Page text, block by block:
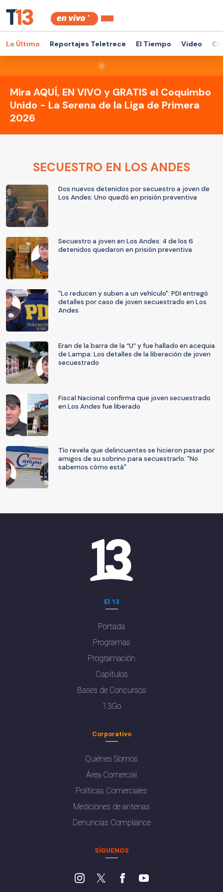
Lo Último Reportajes Teletrece El Tiempo Video
Mira AQUÍ, EN VIVO y GRATIS el Coquimbo
Unido - La Serena de la Liga de Primera
2026
SECUESTRO EN LOS ANDES
Dos nuevos detenidos por secuestro a joven de
Los Andes: Uno quedó en prisión preventiva
Secuestro a joven en Los Andes: 4 de los 6
detenidos quedaron en prisión preventiva
"Lo reducen y suben a un vehículo": PDI entregó
detalles por caso de joven secuestrado en Los
Andes
Eran de la barra de la “U” y fue hallado en acequia
de Lampa: Los detalles de la liberación de joven
secuestrado
Fiscal Nacional confirma que joven secuestrado
en Los Andes fue liberado
Tío revela que delincuentes se hicieron pasar por
amigos de su sobrino para secuestrarlo: "No
sabemos cómo está"
El 13
Portada
Programas
Programación
Capítulos
Bases de Concursos
13Go
Corporativo
Quiénes Somos
Área Comercial
Políticas Comerciales
Mediciones de antenas
Denuncias Compliance
SÍGUENOS